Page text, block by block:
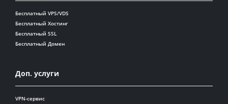
Бесплатный VPS/VDS
Бесплатный Хостинг
Бесплатный SSL
Бесплатный Домен
Доп. услуги
VPN-сервис